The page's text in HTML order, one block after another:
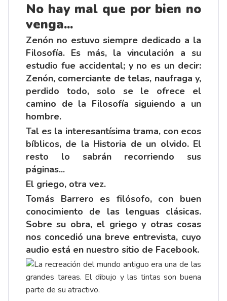
No hay mal que por bien no
venga...
Zenón no estuvo siempre dedicado a la
Filosofía. Es más, la vinculación a su
estudio fue accidental; y no es un decir:
Zenón, comerciante de telas, naufraga y,
perdido todo, solo se le ofrece el
camino de la Filosofía siguiendo a un
hombre.
Tal es la interesantísima trama, con ecos
bíblicos, de la Historia de un olvido. El
resto lo sabrán recorriendo sus
páginas...
El griego, otra vez.
Tomás Barrero es filósofo, con buen
conocimiento de las lenguas clásicas.
Sobre su obra, el griego y otras cosas
nos concedió una breve entrevista, cuyo
audio está en nuestro sitio de Facebook.